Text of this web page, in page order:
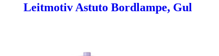
Leitmotiv Astuto Bordlampe, Gul